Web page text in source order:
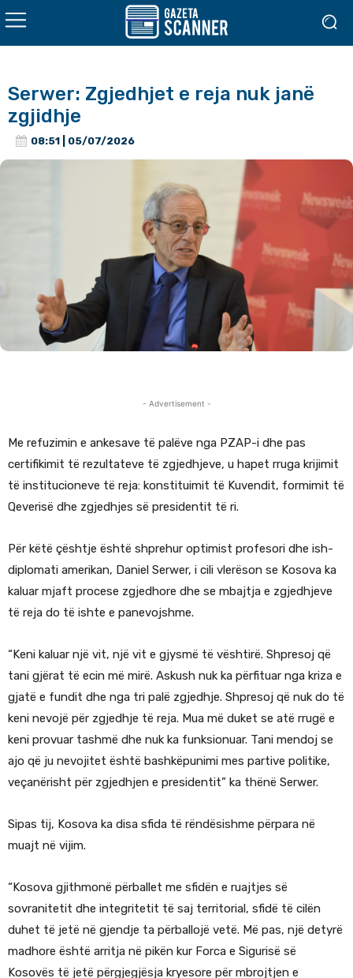
Serwer: Zgjedhjet e reja nuk janë
zgjidhje
08:51 | 05/07/2026
- Advertisement -
Me refuzimin e ankesave të palëve nga PZAP-i dhe pas
certifikimit të rezultateve të zgjedhjeve, u hapet rruga krijimit
të institucioneve të reja: konstituimit të Kuvendit, formimit të
Qeverisë dhe zgjedhjes së presidentit të ri.
Për këtë çështje është shprehur optimist profesori dhe ish-
diplomati amerikan, Daniel Serwer, i cili vlerëson se Kosova ka
kaluar mjaft procese zgjedhore dhe se mbajtja e zgjedhjeve
të reja do të ishte e panevojshme.
“Keni kaluar një vit, një vit e gjysmë të vështirë. Shpresoj që
tani gjërat të ecin më mirë. Askush nuk ka përfituar nga kriza e
gjatë e fundit dhe nga tri palë zgjedhje. Shpresoj që nuk do të
keni nevojë për zgjedhje të reja. Mua më duket se atë rrugë e
keni provuar tashmë dhe nuk ka funksionuar. Tani mendoj se
ajo që ju nevojitet është bashkëpunimi mes partive politike,
veçanërisht për zgjedhjen e presidentit” ka thënë Serwer.
Sipas tij, Kosova ka disa sfida të rëndësishme përpara në
muajt në vijim.
“Kosova gjithmonë përballet me sfidën e ruajtjes së
sovranitetit dhe integritetit të saj territorial, sfidë të cilën
duhet të jetë në gjendje ta përballojë vetë. Më pas, një detyrë
madhore është arritja në pikën kur Forca e Sigurisë së
Kosovës të jetë përgjegjësja kryesore për mbrojtjen e